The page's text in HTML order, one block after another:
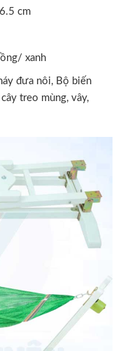
cm
xanh
đưa nôi, Bộ biến
treo mùng, vây,